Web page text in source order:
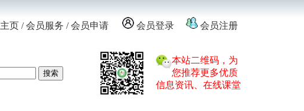
主页 /会员服务 /会员申请 会员登录 会员注册
本站二维码，为
您推荐更多优质
信息资讯、在线课堂